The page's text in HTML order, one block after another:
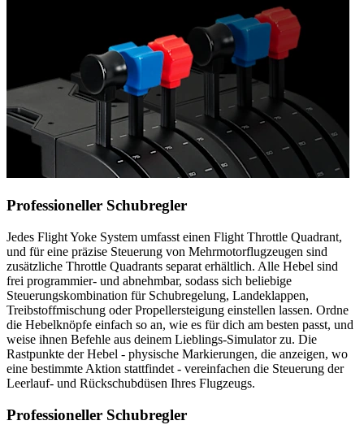
Professioneller Schubregler
Jedes Flight Yoke System umfasst einen Flight Throttle Quadrant,
und für eine präzise Steuerung von Mehrmotorflugzeugen sind
zusätzliche Throttle Quadrants separat erhältlich. Alle Hebel sind
frei programmier- und abnehmbar, sodass sich beliebige
Steuerungskombination für Schubregelung, Landeklappen,
Treibstoffmischung oder Propellersteigung einstellen lassen. Ordne
die Hebelknöpfe einfach so an, wie es für dich am besten passt, und
weise ihnen Befehle aus deinem Lieblings-Simulator zu. Die
Rastpunkte der Hebel - physische Markierungen, die anzeigen, wo
eine bestimmte Aktion stattfindet - vereinfachen die Steuerung der
Leerlauf- und Rückschubdüsen Ihres Flugzeugs.
Professioneller Schubregler